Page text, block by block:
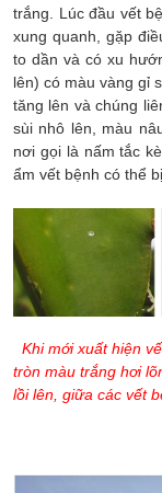
trắng. Lúc đầu vết
xung quanh, gặp
to dần và có xu
lên) có màu vàng gỉ
tăng lên và chúng
sùi nhô lên, màu
nơi gọi là nấm tắc
ẩm vết bệnh có thể
Khi mới xuất hiện
tròn màu trắng hơi
lồi lên, giữa các vết